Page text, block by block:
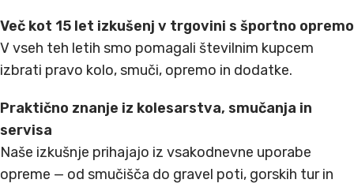
Več kot 15 let izkušenj v trgovini s športno opremo
V vseh teh letih smo pomagali številnim kupcem
izbrati pravo kolo, smuči, opremo in dodatke.
Praktično znanje iz kolesarstva, smučanja in
servisa
Naše izkušnje prihajajo iz vsakodnevne uporabe
opreme — od smučišča do gravel poti, gorskih tur in